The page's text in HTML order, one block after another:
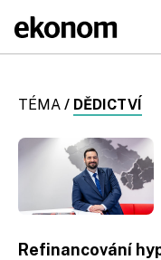
TÉMA / DĚDICTVÍ
Refinancování